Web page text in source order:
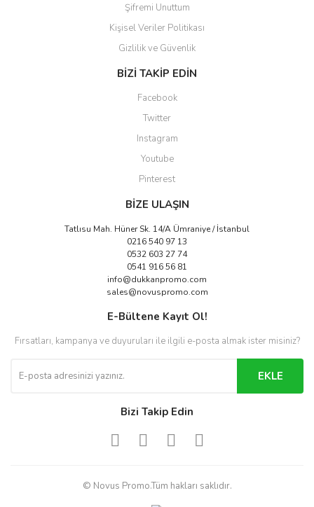
Şifremi Unuttum
Kişisel Veriler Politikası
Gizlilik ve Güvenlik
BİZİ TAKİP EDİN
Facebook
Twitter
Instagram
Youtube
Pinterest
BİZE ULAŞIN
Tatlısu Mah. Hüner Sk. 14/A Ümraniye / İstanbul
0216 540 97 13
0532 603 27 74
0541 916 56 81
info@dukkanpromo.com
sales@novuspromo.com
E-Bültene Kayıt Ol!
Fırsatları, kampanya ve duyuruları ile ilgili e-posta almak ister misiniz?
EKLE
Bizi Takip Edin
© Novus Promo.Tüm hakları saklıdır.